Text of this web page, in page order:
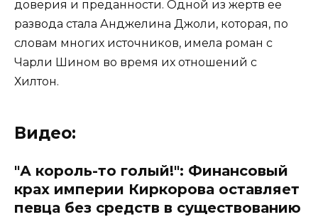
доверия и преданности. Одной из жертв ее
развода стала Анджелина Джоли, которая, по
словам многих источников, имела роман с
Чарли Шином во время их отношений с
Хилтон.
Видео:
"А король-то голый!": Финансовый
крах империи Киркорова оставляет
певца без средств в существованию